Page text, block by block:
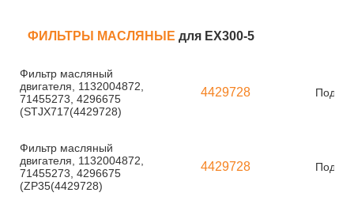
ФИЛЬТРЫ МАСЛЯНЫЕ для EX300-5
Фильтр масляный
двигателя, 1132004872,
71455273, 4296675
(STJX717(4429728)
4429728 Под
Фильтр масляный
двигателя, 1132004872,
71455273, 4296675
(ZP35(4429728)
4429728 Под